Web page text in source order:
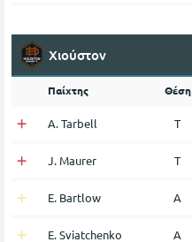
Χιούστον
Παίχτης Θέση
A. Tarbell Τ
J. Maurer Τ
E. Bartlow Α
E. Sviatchenko Α